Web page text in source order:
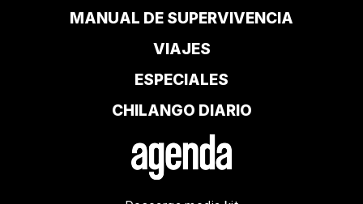
MANUAL DE SUPERVIVENCIA
VIAJES
ESPECIALES
CHILANGO DIARIO